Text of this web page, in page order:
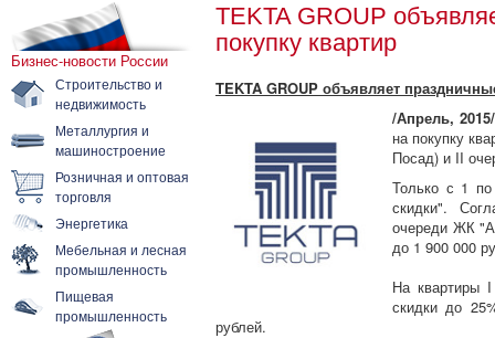
Бизнес-новости России
Строительство и
недвижимость
Металлургия и
машиностроение
Розничная и оптовая
торговля
Энергетика
Мебельная и лесная
промышленность
Пищевая
промышленность
TEKTA GROUP
покупку квартир
TEKTA GROUP объявляет
/Апрель, 2015/
на покупку
Посад) и II
Только с 1
скидки".
очереди ЖК
до 1 900 000
На квартиры
скидки до
рублей.